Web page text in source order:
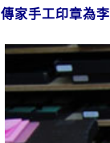
傳家手工印章為李